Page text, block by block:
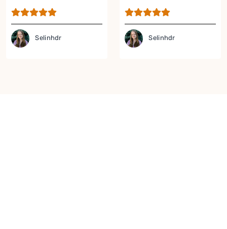
Kurabiye Tarifi
Selinhdr Selinhdr